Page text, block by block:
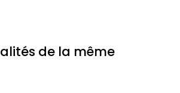
de la même